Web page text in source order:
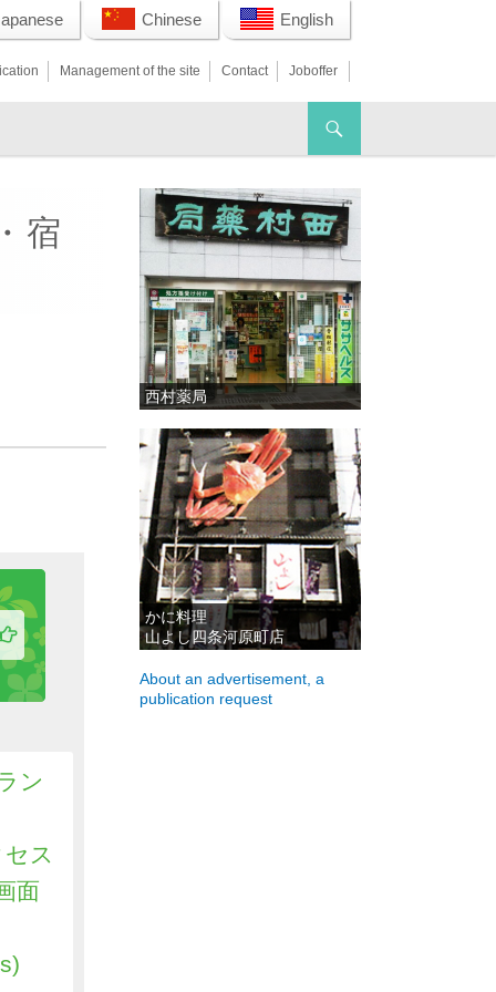
Chinese English
Management of the site Contact Joboffer
宿
ン
ス
面
西村薬局
かに料理
山よし四条河原町店
About an advertisement, a
publication request